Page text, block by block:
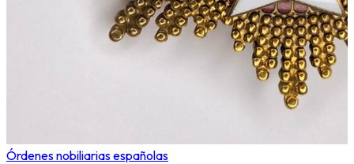
Órdenes nobiliarias españolas